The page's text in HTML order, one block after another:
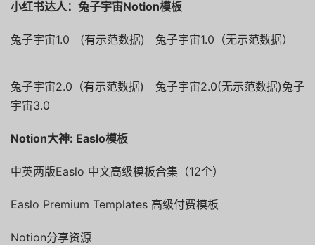
小红书达人：兔子宇宙Notion模板
兔子宇宙1.0 (有示范数据) 兔子宇宙1.0（无示范数据）
兔子宇宙2.0（有示范数据) 兔子宇宙2.0(无示范数据)兔子
宇宙3.0
Notion大神: Easlo模板
中英两版Easlo 中文高级模板合集（12个）
Easlo Premium Templates 高级付费模板
Notion分享资源